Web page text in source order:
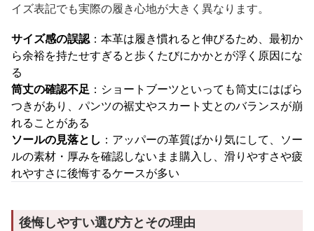
イズ表記でも実際の履き心地が大きく異なります。
サイズ感の誤認：本革は履き慣れると伸びるため、最初か
ら余裕を持たせすぎると歩くたびにかかとが浮く原因にな
る
筒丈の確認不足 ：ショートブーツといっても筒丈にはばら
つきがあり、パンツの裾丈やスカート丈とのバランスが崩
れることがある
ソールの見落とし ：アッパーの革質ばかり気にして、ソー
ルの素材・厚みを確認しないまま購入し、滑りやすさや疲
れやすさに後悔するケースが多い
後悔しやすい選び方とその理由